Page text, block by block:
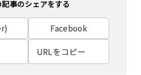
記事のシェアをする
Facebook
URLをコピー